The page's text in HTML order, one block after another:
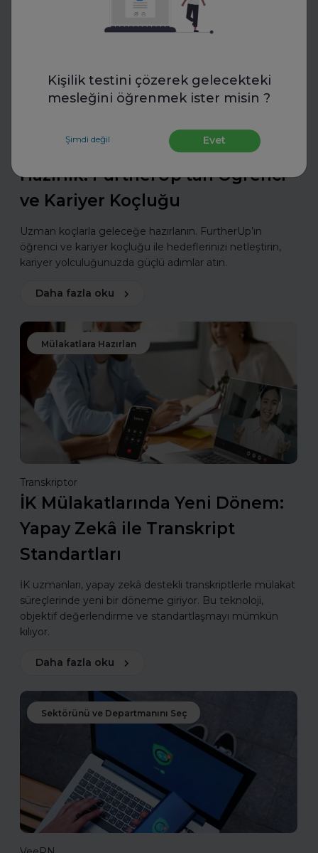
Kişilik testini çözerek gelecekteki
mesleğini öğrenmek ister misin ?
Şimdi değil Evet
Uzman Koçlarla Geleceğe
Hazırlık: FurtherUp'tan Öğrenci
ve Kariyer Koçluğu
Uzman koçlarla geleceğe hazırlanın. FurtherUp’ın
öğrenci ve kariyer koçluğu ile hedeflerinizi netleştirin,
kariyer yolculuğunuzda güçlü adımlar atın.
Daha fazla oku
Mülakatlara Hazırlan
Transkriptor
İK Mülakatlarında Yeni Dönem:
Yapay Zekâ ile Transkript
Standartları
İK uzmanları, yapay zekâ destekli transkriptlerle mülakat
süreçlerinde yeni bir döneme giriyor. Bu teknoloji,
objektif değerlendirme ve standartlaşmayı mümkün
kılıyor.
Daha fazla oku
Sektörünü ve Departmanını Seç